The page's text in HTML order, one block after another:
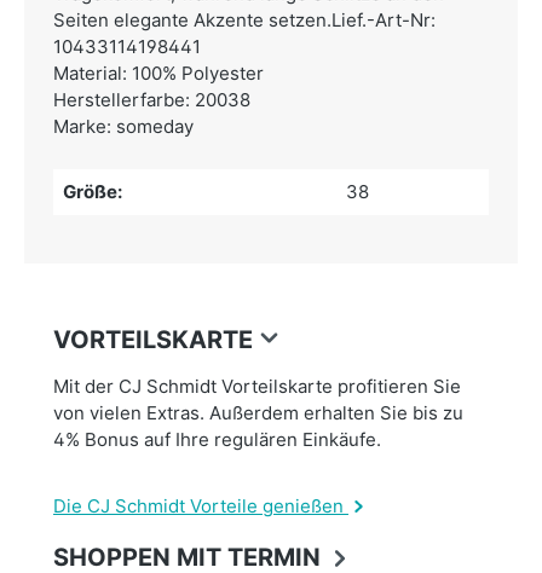
Seiten elegante Akzente setzen.Lief.-Art-Nr:
10433114198441
Material: 100% Polyester
Herstellerfarbe: 20038
Marke: someday
Größe: 38
VORTEILSKARTE
Mit der CJ Schmidt Vorteilskarte profitieren Sie
von vielen Extras. Außerdem erhalten Sie bis zu
4% Bonus auf Ihre regulären Einkäufe.
Die CJ Schmidt Vorteile genießen
SHOPPEN MIT TERMIN